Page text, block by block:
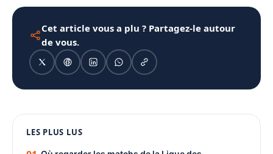
Cet article vous a plu ? Partagez-le autour
de vous.
PUBLICITÉ
LES PLUS LUS